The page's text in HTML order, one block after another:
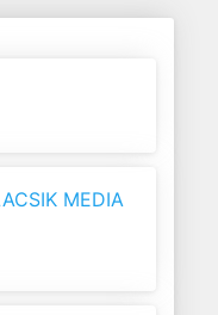
MEDIA